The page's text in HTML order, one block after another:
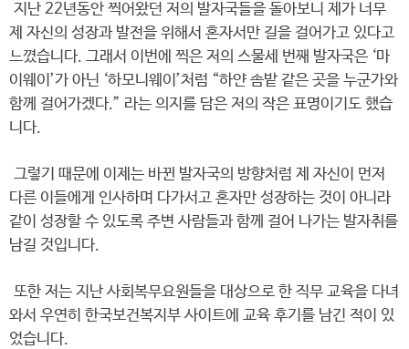
지난 22년동안 찍어왔던 저의 발자국들을 돌아보니 제가 너무
제 자신의 성장과 발전을 위해서 혼자서만 길을 걸어가고 있다고
느꼈습니다. 그래서 이번에 찍은 저의 스물세 번째 발자국은 ‘마
이웨이’가 아닌 ‘하모니웨이’처럼 “하얀 솜밭 같은 곳을 누군가와
함께 걸어가겠다.” 라는 의지를 담은 저의 작은 표명이기도 했습
니다.
그렇기 때문에 이제는 바뀐 발자국의 방향처럼 제 자신이 먼저
다른 이들에게 인사하며 다가서고 혼자만 성장하는 것이 아니라
같이 성장할 수 있도록 주변 사람들과 함께 걸어 나가는 발자취를
남길 것입니다.
또한 저는 지난 사회복무요원들을 대상으로 한 직무 교육을 다녀
와서 우연히 한국보건복지부 사이트에 교육 후기를 남긴 적이 있
었습니다.